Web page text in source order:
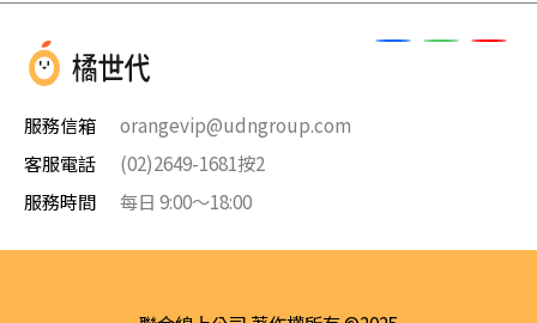
服務信箱
orangevip@udngroup.com
客服電話
(02)2649-1681按2
服務時間
每日 9:00～18:00